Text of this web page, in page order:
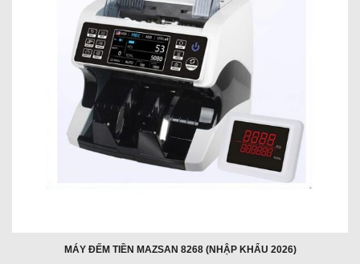
MÁY ĐẾM TIỀN MAZSAN 8268 (NHẬP KHẨU 2026)